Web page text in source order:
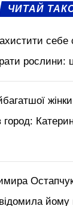
ЧИТАЙ
себе
рослини:
йому